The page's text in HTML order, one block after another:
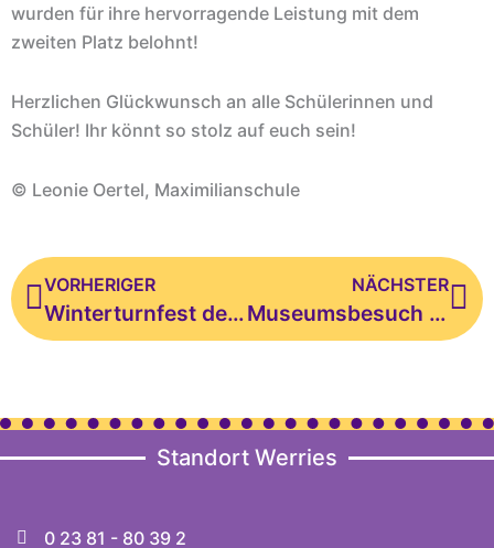
wurden für ihre hervorragende Leistung mit dem
zweiten Platz belohnt!
Herzlichen Glückwunsch an alle Schülerinnen und
Schüler! Ihr könnt so stolz auf euch sein!
© Leonie Oertel, Maximilianschule
Zurück
VORHERIGER
Winterturnfest der Klassen 1 und 4
NÄCHSTER
Museumsbesuch der Klasse 1 b
Standort Werries
0 23 81 - 80 39 2